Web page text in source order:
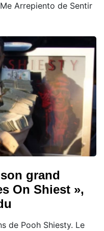
Arrepiento de Sentir
grand
On Shiest »,
de Pooh Shiesty. Le